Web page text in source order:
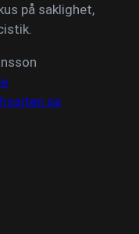
på saklighet,